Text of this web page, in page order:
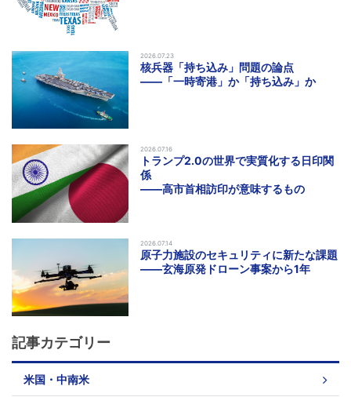
2026.07.23
核兵器「持ち込み」問題の論点
――「一時寄港」か「持ち込み」か
2026.07.16
トランプ2.0の世界で実質化する日印関
係
――高市首相訪印が意味するもの
2026.07.14
原子力施設のセキュリティに新たな課題
――玄海原発ドローン事案から1年
記事カテゴリー
米国・中南米